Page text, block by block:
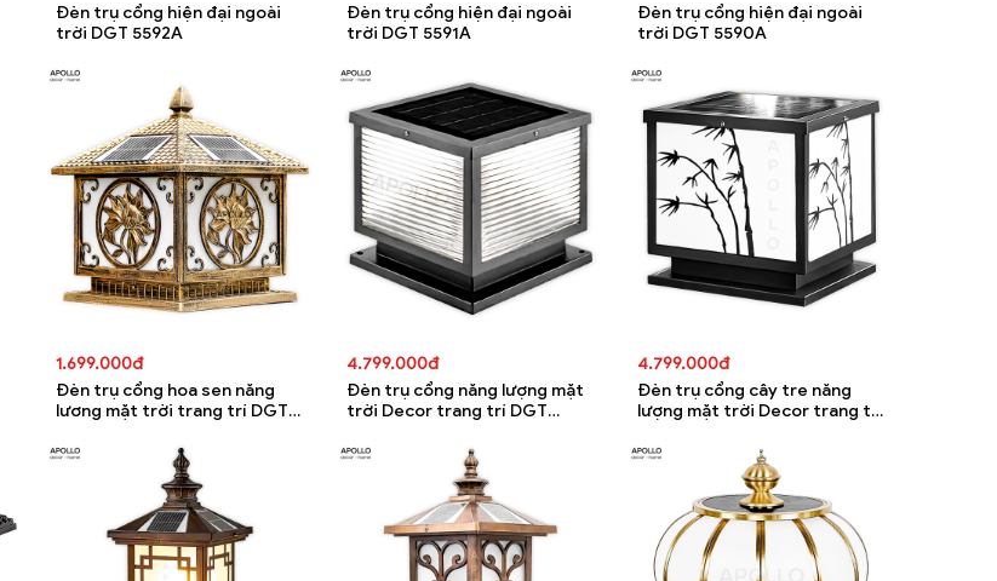
Đèn trụ cổng hiện đại ngoài
trời DGT 5592A
Đèn trụ cổng hiện đại ngoài
trời DGT 5591A
Đèn trụ cổng hiện đại ngoài
trời DGT 5590A
1.699.000đ
Đèn trụ cổng hoa sen năng
lương mặt trời trang trí DGT
4.799.000đ
Đèn trụ cổng năng lượng mặt
trời Decor trang trí DGT
4.799.000đ
Đèn trụ cổng cây tre năng
lượng mặt trời Decor trang trí